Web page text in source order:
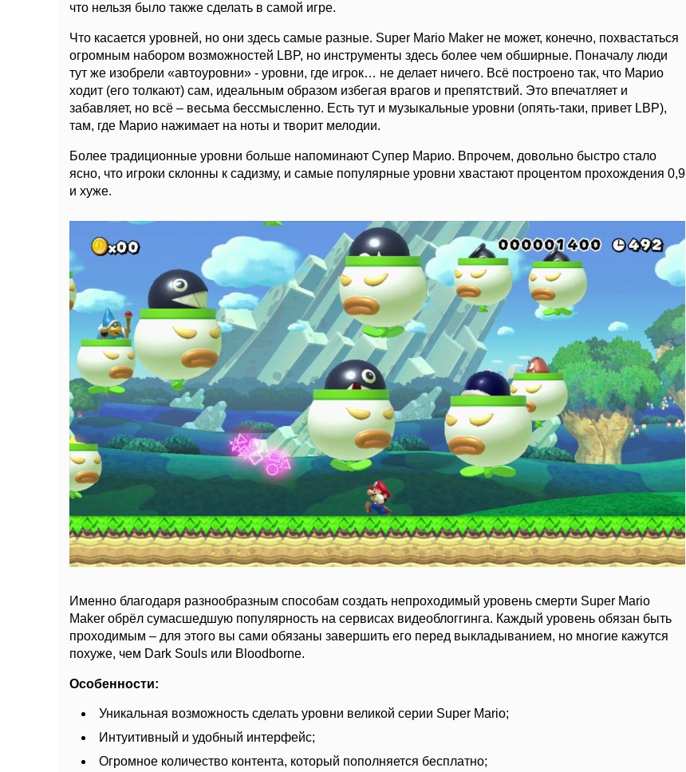
что нельзя было также сделать в самой игре.
Что касается уровней, но они здесь самые разные. Super Mario Maker не может, конечно, похвастаться
огромным набором возможностей LBP, но инструменты здесь более чем обширные. Поначалу люди
тут же изобрели «автоуровни» - уровни, где игрок… не делает ничего. Всё построено так, что Марио
ходит (его толкают) сам, идеальным образом избегая врагов и препятствий. Это впечатляет и
забавляет, но всё – весьма бессмысленно. Есть тут и музыкальные уровни (опять-таки, привет LBP),
там, где Марио нажимает на ноты и творит мелодии.
Более традиционные уровни больше напоминают Супер Марио. Впрочем, довольно быстро стало
ясно, что игроки склонны к садизму, и самые популярные уровни хвастают процентом прохождения 0,9
и хуже.
Именно благодаря разнообразным способам создать непроходимый уровень смерти Super Mario
Maker обрёл сумасшедшую популярность на сервисах видеоблоггинга. Каждый уровень обязан быть
проходимым – для этого вы сами обязаны завершить его перед выкладыванием, но многие кажутся
похуже, чем Dark Souls или Bloodborne.
Особенности:
Уникальная возможность сделать уровни великой серии Super Mario;
Интуитивный и удобный интерфейс;
Огромное количество контента, который пополняется бесплатно;